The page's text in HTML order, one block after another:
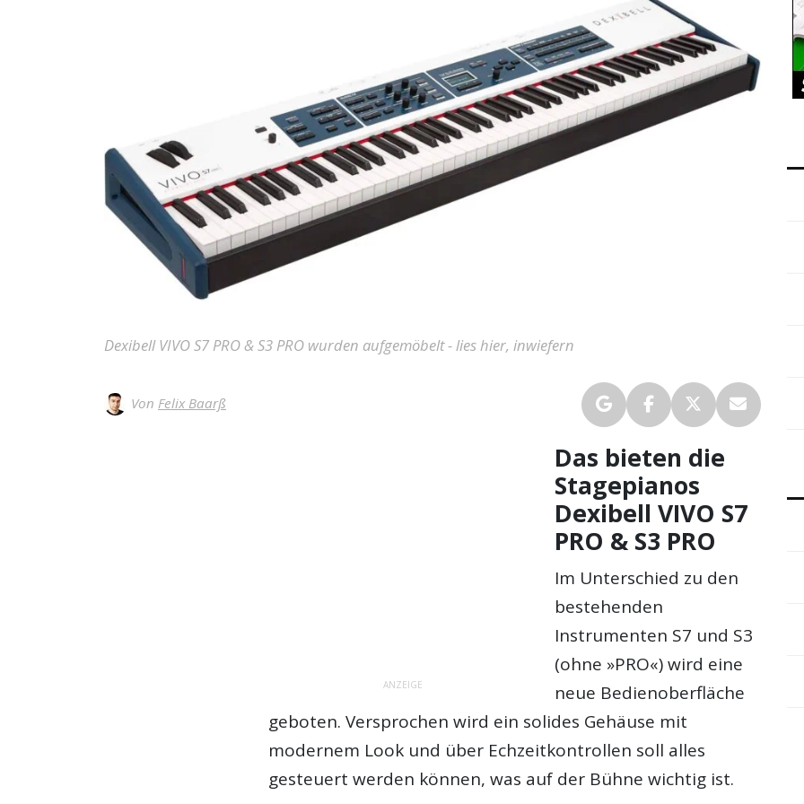
Dexibell VIVO S7 PRO & S3 PRO wurden aufgemöbelt - lies hier, inwiefern
Von Felix Baarß
ANZEIGE
Das bieten die
Stagepianos
Dexibell VIVO S7
PRO & S3 PRO
Im Unterschied zu den
bestehenden
Instrumenten S7 und S3
(ohne »PRO«) wird eine
neue Bedienoberfläche
geboten. Versprochen wird ein solides Gehäuse mit
modernem Look und über Echzeitkontrollen soll alles
gesteuert werden können, was auf der Bühne wichtig ist.